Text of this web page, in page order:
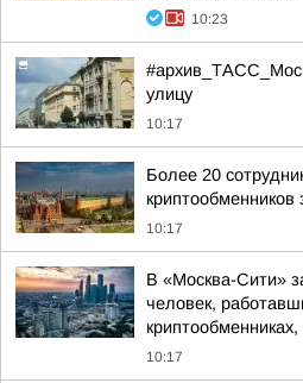
10:23
улицу
10:17
Более 20
10:17
В «Москва-Сити»
человек,
10:17